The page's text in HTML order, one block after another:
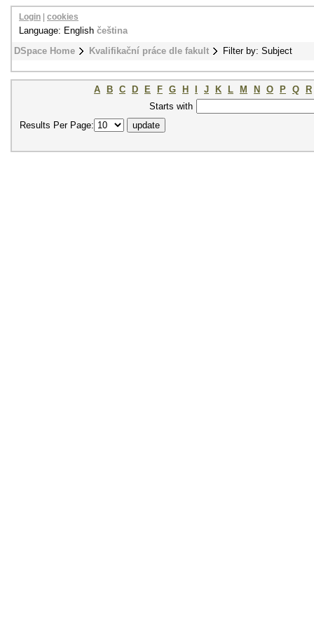
DSpace Home Kvalifikační práce dle fakult Filter by: Subject
Login cookies
Language: English čeština
A B C D E F G H J K L M N O P Q
R
Starts with
Results Per Page: